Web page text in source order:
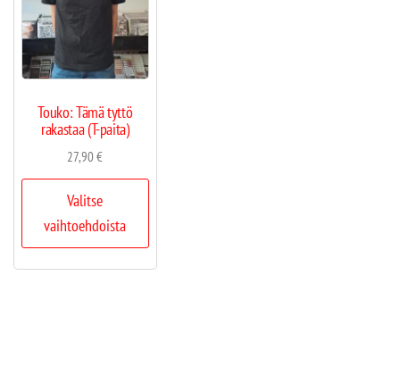
Touko: Tämä tyttö
rakastaa (T-paita)
27,90€
Valitse
vaihtoehdoista